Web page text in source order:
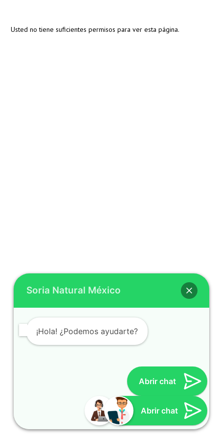
Usted no tiene suficientes permisos para ver esta página.
Soria Natural México
¡Hola! ¿Podemos ayudarte?
Abrir chat
Cynthia
Atención al cliente